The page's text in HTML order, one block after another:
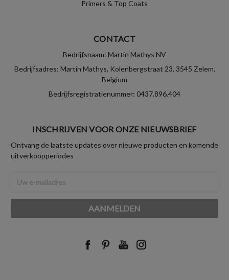
Primers & Top Coats
CONTACT
Bedrijfsnaam: Martin Mathys NV
Bedrijfsadres: Martin Mathys, Kolenbergstraat 23, 3545 Zelem,
Belgium
Bedrijfsregistratienummer: 0437.896.404
INSCHRIJVEN VOOR ONZE NIEUWSBRIEF
Ontvang de laatste updates over nieuwe producten en komende
uitverkoopperiodes
mailadres